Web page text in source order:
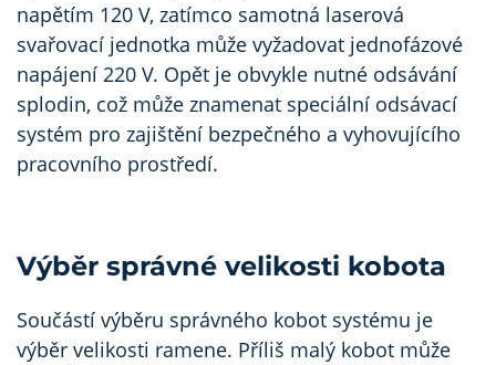
napětím 120 V, zatímco samotná laserová
svařovací jednotka může vyžadovat jednofázové
napájení 220 V. Opět je obvykle nutné odsávání
splodin, což může znamenat speciální odsávací
systém pro zajištění bezpečného a vyhovujícího
pracovního prostředí.
Výběr správné velikosti kobota
Součástí výběru správného kobot systému je
výběr velikosti ramene. Příliš malý kobot může